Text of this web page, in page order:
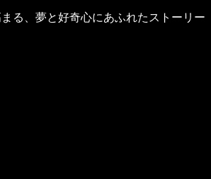
る、夢と好奇心にあふれたストーリー